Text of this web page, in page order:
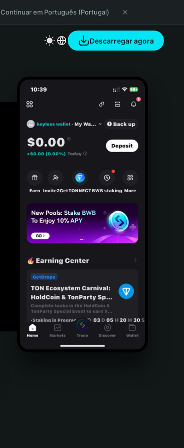
Continuar em Português (Portugal)
Descarregar agora